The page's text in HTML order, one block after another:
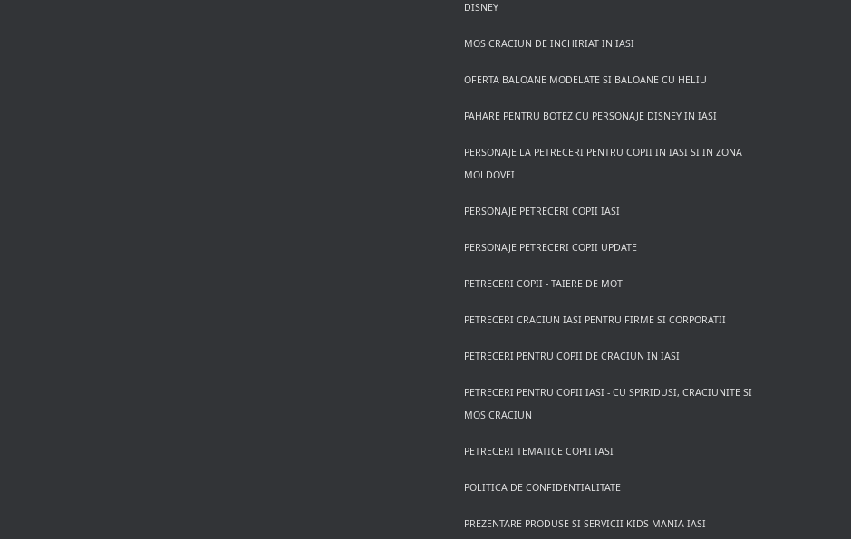
DISNEY
MOS CRACIUN DE INCHIRIAT IN IASI
OFERTA BALOANE MODELATE SI BALOANE CU HELIU
PAHARE PENTRU BOTEZ CU PERSONAJE DISNEY IN IASI
PERSONAJE LA PETRECERI PENTRU COPII IN IASI SI IN ZONA
MOLDOVEI
PERSONAJE PETRECERI COPII IASI
PERSONAJE PETRECERI COPII UPDATE
PETRECERI COPII - TAIERE DE MOT
PETRECERI CRACIUN IASI PENTRU FIRME SI CORPORATII
PETRECERI PENTRU COPII DE CRACIUN IN IASI
PETRECERI PENTRU COPII IASI - CU SPIRIDUSI, CRACIUNITE SI
MOS CRACIUN
PETRECERI TEMATICE COPII IASI
POLITICA DE CONFIDENTIALITATE
PREZENTARE PRODUSE SI SERVICII KIDS MANIA IASI